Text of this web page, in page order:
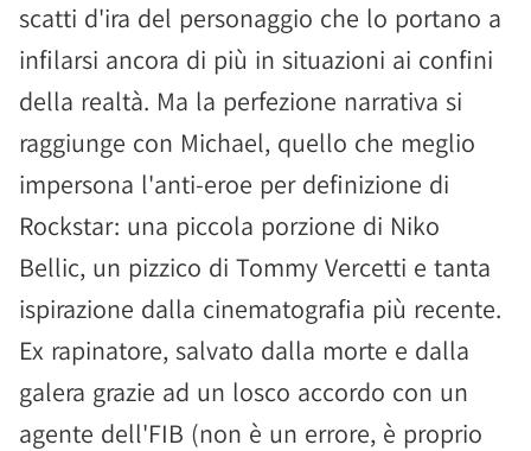
scatti d'ira del personaggio che lo portano a
infilarsi ancora di più in situazioni ai confini
della realtà. Ma la perfezione narrativa si
raggiunge con Michael, quello che meglio
impersona l'anti-eroe per definizione di
Rockstar: una piccola porzione di Niko
Bellic, un pizzico di Tommy Vercetti e tanta
ispirazione dalla cinematografia più recente.
Ex rapinatore, salvato dalla morte e dalla
galera grazie ad un losco accordo con un
agente dell'FIB (non è un errore, è proprio